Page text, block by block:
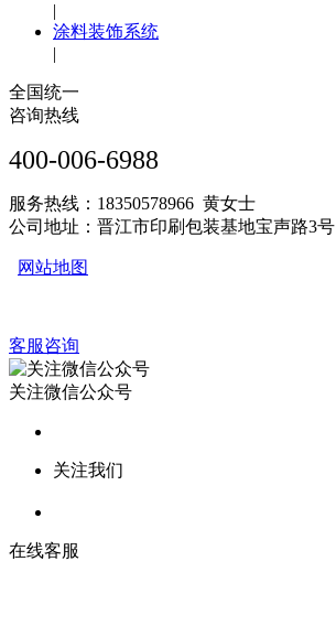
|
涂料装饰系统
|
全国统一
咨询热线
400-006-6988
服务热线：18350578966 黄女士
公司地址：晋江市印刷包装基地宝声路3号
网站地图
客服咨询
关注微信公众号
关注我们
在线客服